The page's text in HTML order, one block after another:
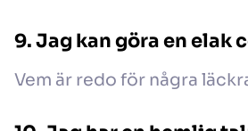
9. Jag kan göra en elak
Vem är redo för några